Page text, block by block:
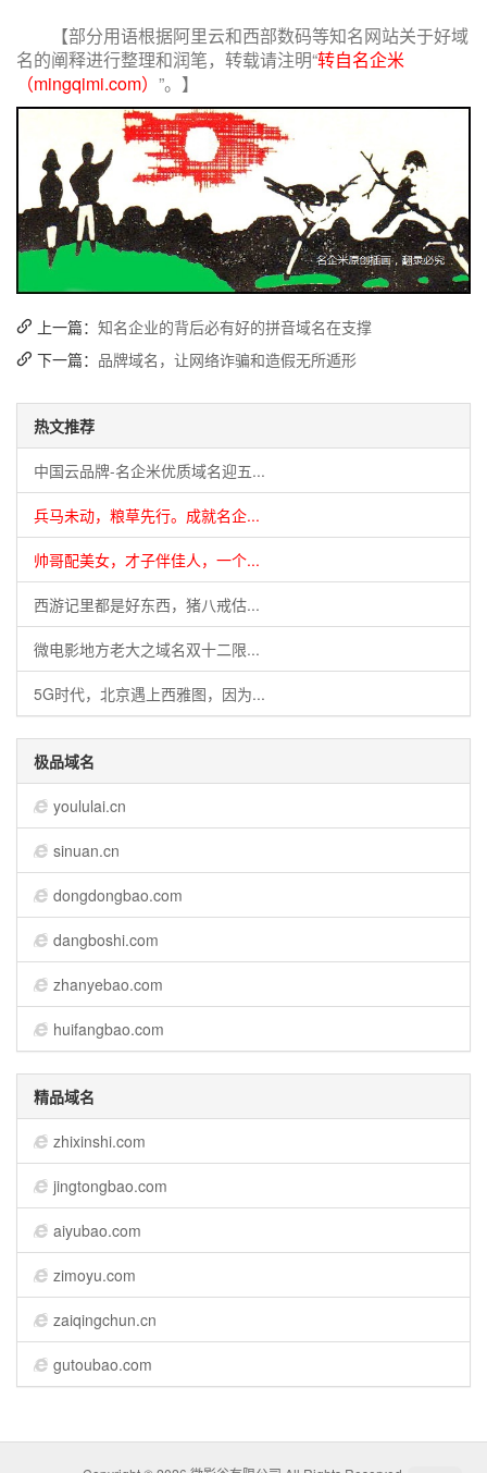
【部分用语根据阿里云和西部数码等知名网站关于好域
名的阐释进行整理和润笔， 转载请注明“转自名企米
（mingqimi.com） ”。 】
上一篇： 知名企业的背后必有好的拼音域名在支撑
下一篇： 品牌域名，让网络诈骗和造假无所遁形
热文推荐
中国云品牌-名企米优质域名迎五...
兵马未动，粮草先行。成就名企...
帅哥配美女，才子伴佳人，一个...
西游记里都是好东西，猪八戒估...
微电影地方老大之域名双十二限...
5G时代，北京遇上西雅图，因为...
极品域名
yoululai.cn
sinuan.cn
dongdongbao.com
dangboshi.com
zhanyebao.com
huifangbao.com
精品域名
zhixinshi.com
jingtongbao.com
aiyubao.com
zimoyu.com
zaiqingchun.cn
gutoubao.com